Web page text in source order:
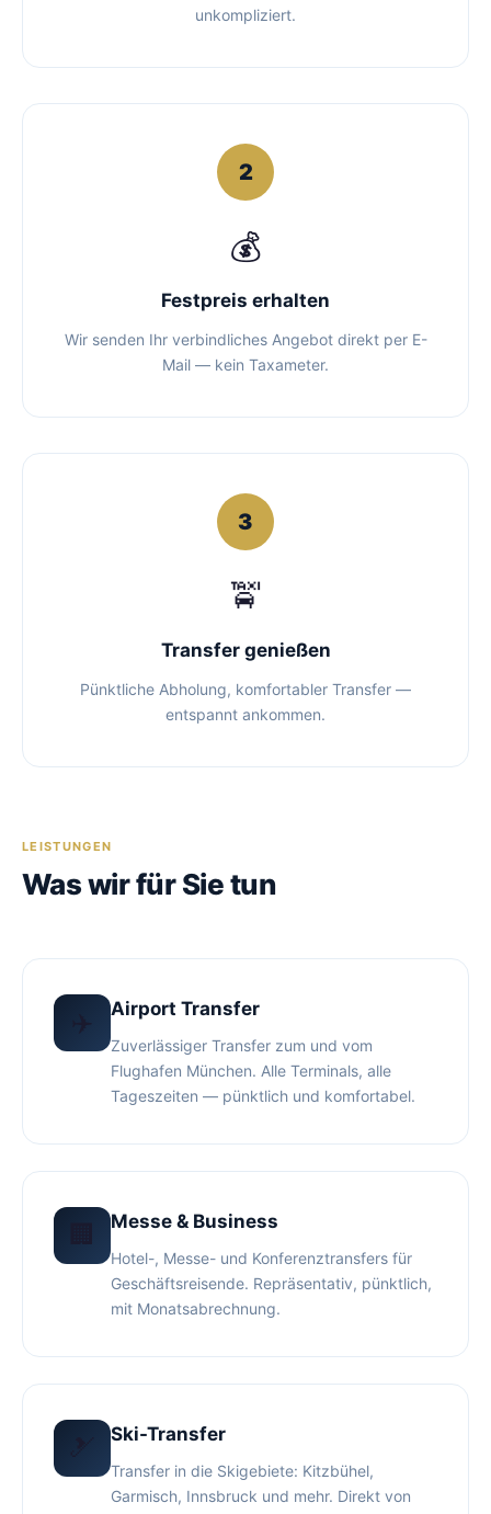
unkompliziert.
2
💰
Festpreis erhalten
Wir senden Ihr verbindliches Angebot direkt per E-
Mail — kein Taxameter.
3
🚖
Transfer genießen
Pünktliche Abholung, komfortabler Transfer —
entspannt ankommen.
LEISTUNGEN
Was wir für Sie tun
✈️ Airport Transfer
Zuverlässiger Transfer zum und vom
Flughafen München. Alle Terminals, alle
Tageszeiten — pünktlich und komfortabel.
Messe & Business
Hotel-, Messe- und Konferenztransfers für
Geschäftsreisende. Repräsentativ, pünktlich,
mit Monatsabrechnung.
🎿 Ski-Transfer
Transfer in die Skigebiete: Kitzbühel,
Garmisch, Innsbruck und mehr. Direkt von